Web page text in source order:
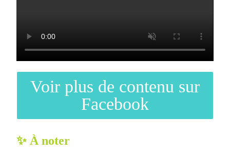
Voir plus de contenu sur
Facebook
✨ À noter